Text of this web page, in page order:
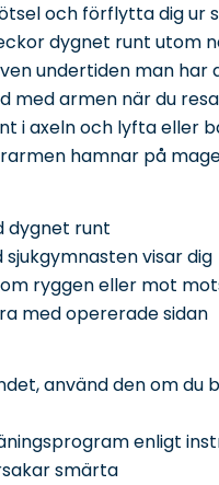
och förflytta dig
dygnet runt utom
undertiden man
med armen när du
i axeln och lyfta eller
hamnar på
dygnet runt
visar dig
ryggen eller mot
med opererade sidan
använd den om
enligt
smärta